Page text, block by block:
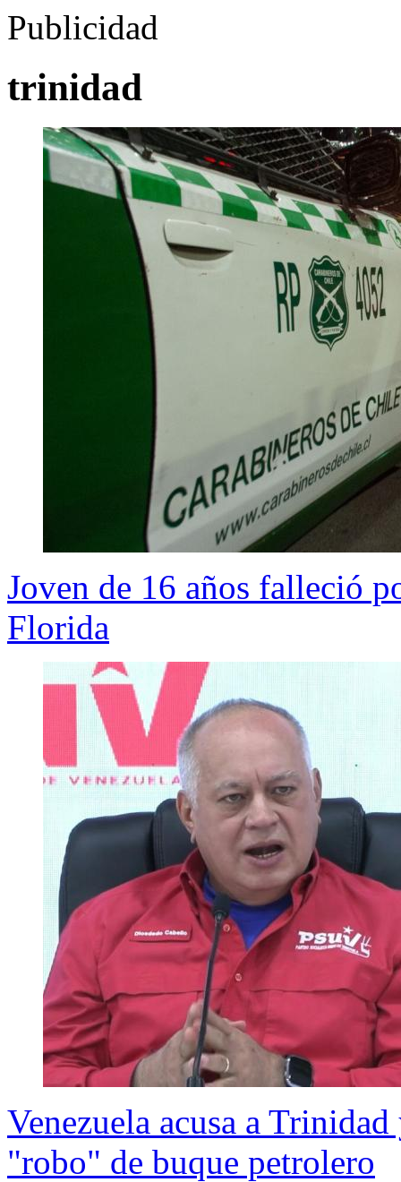
Publicidad
trinidad
Joven de 16 años falleció
Florida
Venezuela acusa a
"robo" de buque petrolero